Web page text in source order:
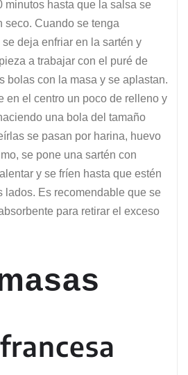
minutos hasta que la salsa se
seco. Cuando se tenga
deja enfriar en la sartén y
a trabajar con el puré de
bolas con la masa y se aplastan.
en el centro un poco de relleno y
una bola del tamaño
se pasan por harina, huevo
se pone una sartén con
y se fríen hasta que estén
lados. Es recomendable que se
para retirar el exceso